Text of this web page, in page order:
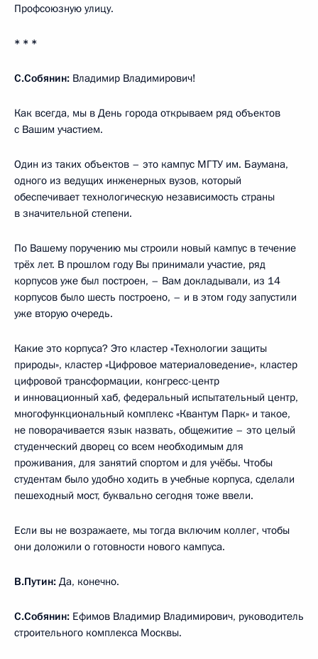
Профсоюзную улицу.
* * *
С.Собянин: Владимир Владимирович!
Как всегда, мы в День города открываем ряд объектов
с Вашим участием.
Один из таких объектов – это кампус МГТУ им. Баумана,
одного из ведущих инженерных вузов, который
обеспечивает технологическую независимость страны
в значительной степени.
По Вашему поручению мы строили новый кампус в течение
трёх лет. В прошлом году Вы принимали участие, ряд
корпусов уже был построен, – Вам докладывали, из 14
корпусов было шесть построено, – и в этом году запустили
уже вторую очередь.
Какие это корпуса? Это кластер «Технологии защиты
природы», кластер «Цифровое материаловедение», кластер
цифровой трансформации, конгресс-центр
и инновационный хаб, федеральный испытательный центр,
многофункциональный комплекс «Квантум Парк» и такое,
не поворачивается язык назвать, общежитие – это целый
студенческий дворец со всем необходимым для
проживания, для занятий спортом и для учёбы. Чтобы
студентам было удобно ходить в учебные корпуса, сделали
пешеходный мост, буквально сегодня тоже ввели.
Если вы не возражаете, мы тогда включим коллег, чтобы
они доложили о готовности нового кампуса.
В.Путин: Да, конечно.
С.Собянин: Ефимов Владимир Владимирович, руководитель
строительного комплекса Москвы.